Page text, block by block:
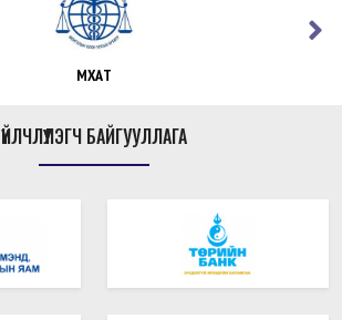
МҮХАҮТ
ҮЙЛЧЛҮҮЛЭГЧ БАЙГУУЛЛАГА